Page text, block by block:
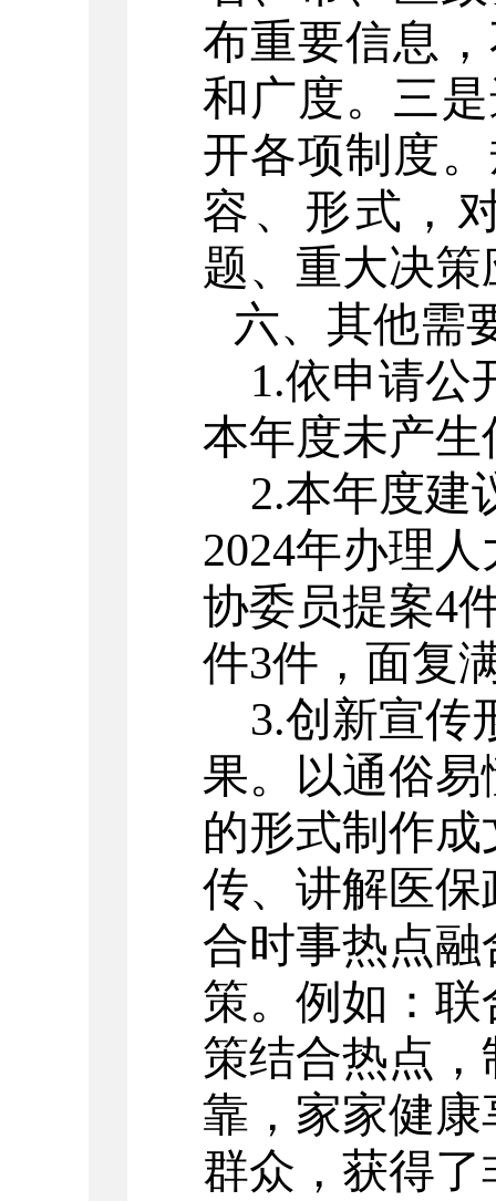
布重要信息
和广度。三
开各项制度
容、形式，
题、重大决
六、其他需
1.依申请公
本年度未产
2.本年度建
2024年办理人
协委员提案4
件3件，面复
3.创新宣传
果。以通俗
的形式制作
传、讲解医
合时事热点
策。例如：
策结合热点
靠，家家健康
群众，获得